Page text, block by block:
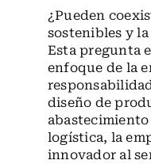
¿Pueden
sostenibles y
Esta pregunta
enfoque de la
diseño de
logística, la
innovador al